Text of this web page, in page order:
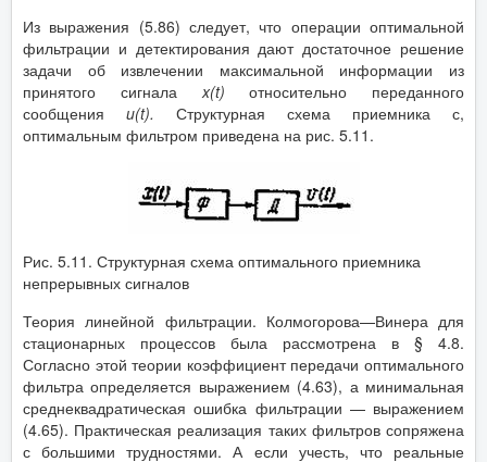
Из выражения (5.86) следует, что операции оптимальной
фильтрации и детектирования дают достаточное решение
задачи об извлечении максимальной информации из
принятого сигнала x(t) относительно переданного
сообщения u(t). Структурная схема приемника с,
оптимальным фильтром приведена на рис. 5.11.
Рис. 5.11. Структурная схема оптимального приемника
непрерывных сигналов
Теория линейной фильтрации. Колмогорова—Винера для
стационарных процессов была рассмотрена в § 4.8.
Согласно этой теории коэффициент передачи оптимального
фильтра определяется выражением (4.63), а минимальная
среднеквадратическая ошибка фильтрации — выражением
(4.65). Практическая реализация таких фильтров сопряжена
с большими трудностями. А если учесть, что реальные